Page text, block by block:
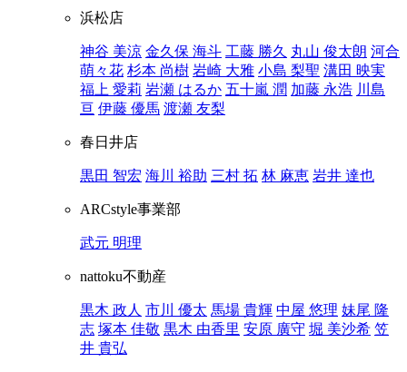
浜松店
神谷 美涼 金久保 海斗 工藤 勝久 丸山 俊太朗 河合
萌々花 杉本 尚樹 岩崎 大雅 小島 梨聖 溝田 映実
福上 愛莉 岩瀬 はるか 五十嵐 潤 加藤 永浩 川島
亘 伊藤 優馬 渡瀬 友梨
春日井店
黒田 智宏 海川 裕助 三村 拓 林 麻恵 岩井 達也
ARCstyle事業部
武元 明理
nattoku不動産
黒木 政人 市川 優太 馬場 貴輝 中屋 悠理 妹尾 隆
志 塚本 佳敬 黒木 由香里 安原 廣守 堀 美沙希 笠
井 貴弘